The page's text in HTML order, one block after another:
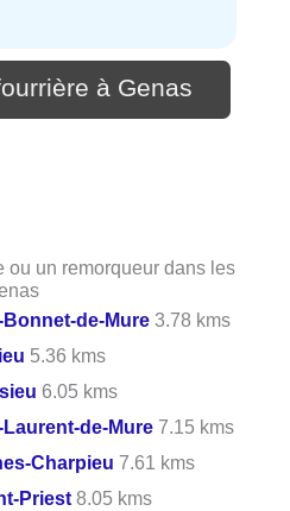
à Genas
ou un remorqueur dans les
de-Mure 3.78 kms
5.36 kms
6.05 kms
de-Mure 7.15 kms
Charpieu 7.61 kms
Priest 8.05 kms